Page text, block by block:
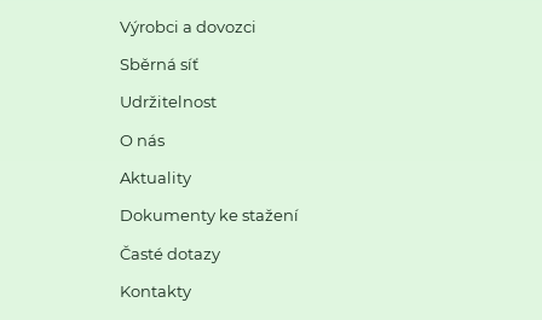
Výrobci a dovozci
Sběrná síť
Udržitelnost
O nás
Aktuality
Dokumenty ke stažení
Časté dotazy
Kontakty